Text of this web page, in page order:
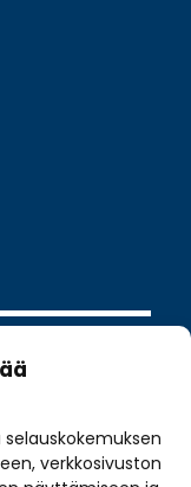
verkkosivuston